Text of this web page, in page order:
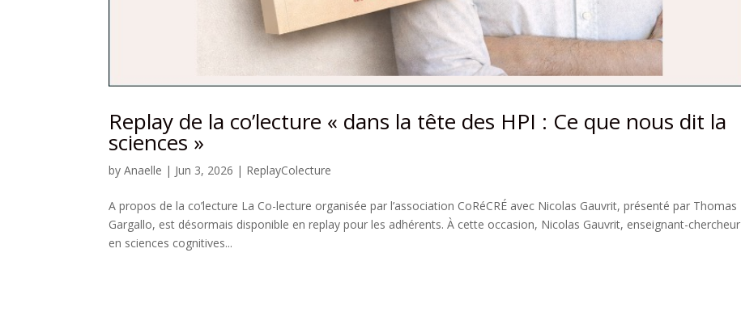
Replay de la co’lecture « dans la tête des HPI : Ce que nous dit la
sciences »
byAnaelle | Jun 3, 2026 | ReplayColecture
A propos de la co’lecture La Co-lecture organisée par l’association CoRéCRÉ avec Nicolas Gauvrit, présenté par Thomas
Gargallo, est désormais disponible en replay pour les adhérents. À cette occasion, Nicolas Gauvrit, enseignant-chercheur
en sciences cognitives...